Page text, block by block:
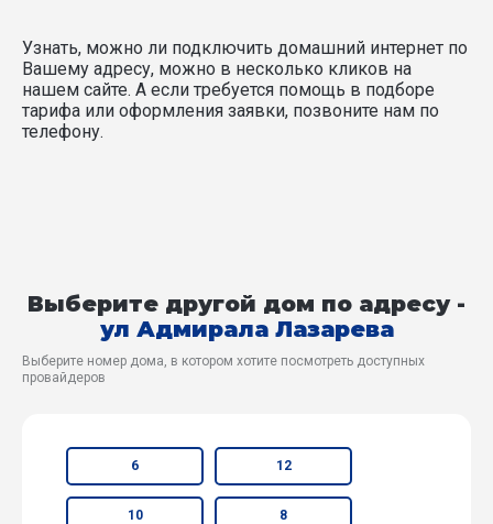
Узнать, можно ли подключить домашний интернет по
Вашему адресу, можно в несколько кликов на
нашем сайте. А если требуется помощь в подборе
тарифа или оформления заявки, позвоните нам по
телефону.
Выберите другой дом по адресу -
ул Адмирала Лазарева
Выберите номер дома, в котором хотите посмотреть доступных
провайдеров
6 12
10 8